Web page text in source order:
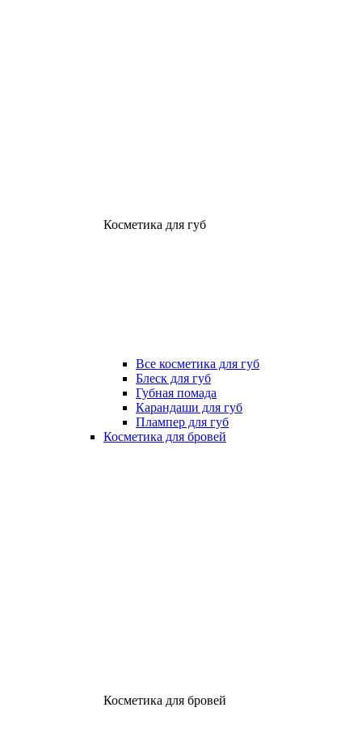
Косметика для губ
Все косметика для губ
Блеск для губ
Губная помада
Карандаши для губ
Плампер для губ
Косметика для бровей
Косметика для бровей